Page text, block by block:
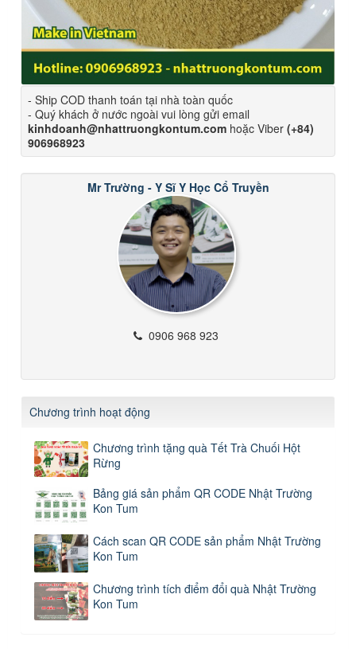
- Ship COD thanh toán tại nhà toàn quốc
- Quý khách ở nước ngoài vui lòng gửi email
kinhdoanh@nhattruongkontum.com hoặc Viber (+84)
906968923
Mr Trường - Y Sĩ Y Học Cổ Truyền
0906 968 923
Chương trình hoạt động
Chương trình tặng quà Tết Trà Chuối Hột
Rừng
Bảng giá sản phẩm QR CODE Nhật Trường
Kon Tum
Cách scan QR CODE sản phẩm Nhật Trường
Kon Tum
Chương trình tích điểm đổi quà Nhật Trường
Kon Tum